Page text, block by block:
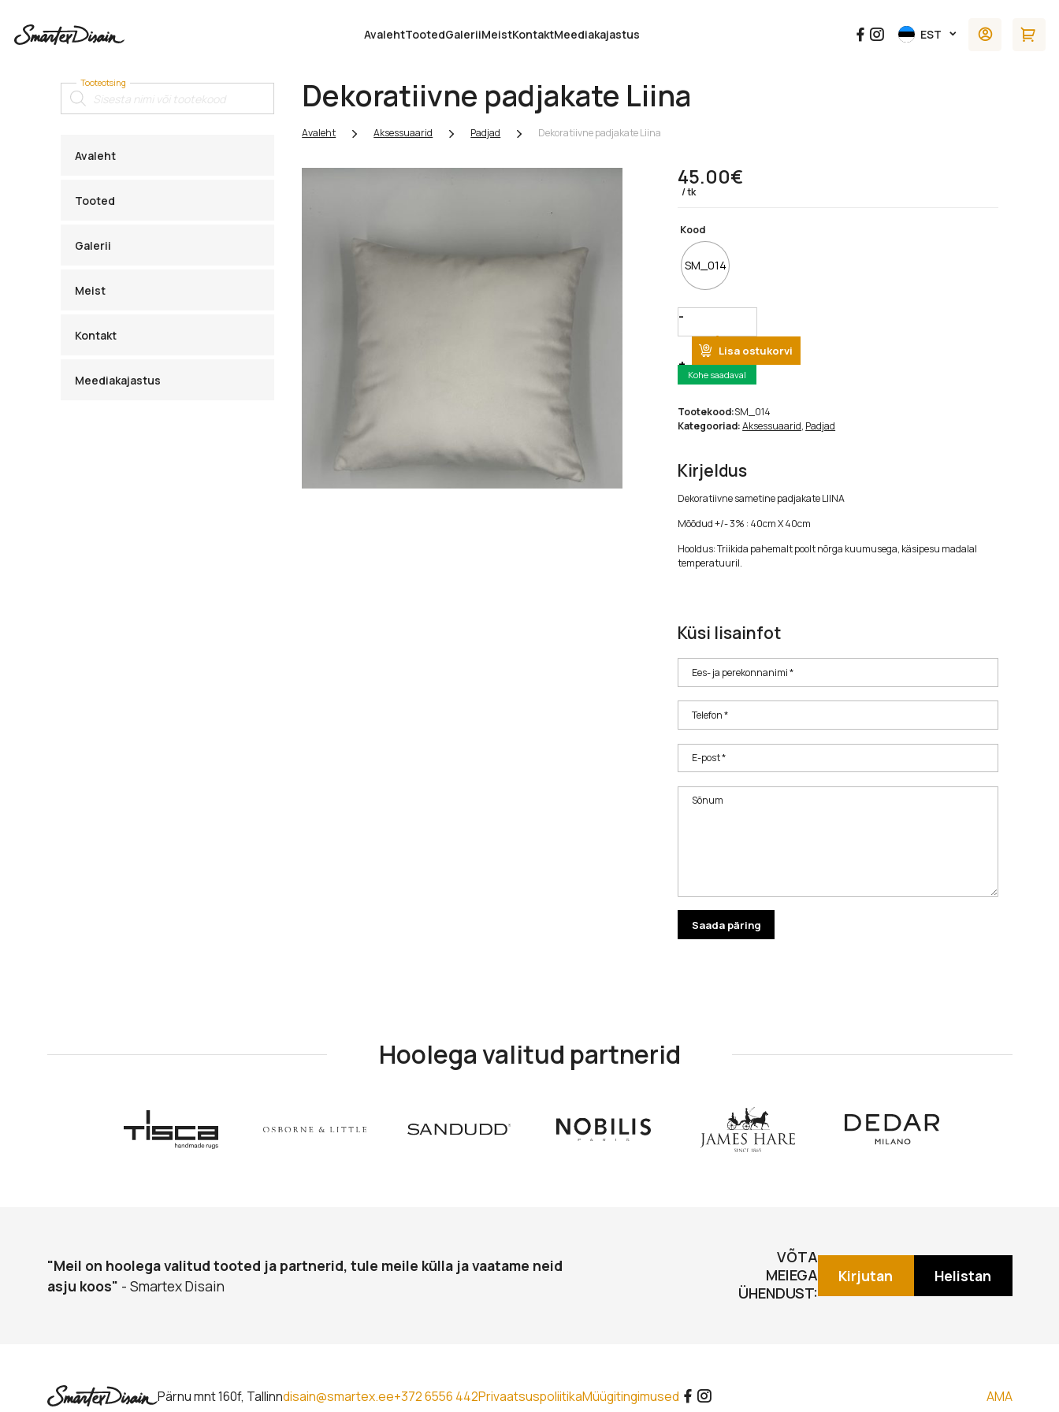
AvalehtTootedGaleriiMeistKontaktMeediakajastus EST
Tooteotsing
Products
search
Avaleht
Tooted
Galerii
Meist
Kontakt
Meediakajastus
Dekoratiivne padjakate Liina
Avaleht Aksessuaarid Padjad Dekoratiivne padjakate Liina
45.00€
tk
Kood
SM_014
Quantity
Lisa ostukorvi
Kohe saadaval
Tootekood:SM_014
Kategooriad:Aksessuaarid, Padjad
Kirjeldus
Dekoratiivne sametine padjakate LIINA
Mõõdud +/- 3% : 40cm X 40cm
Hooldus: Triikida pahemalt poolt nõrga kuumusega, käsipesu madalal
temperatuuril.
Küsi lisainfot
Ees- ja perekonnanimi *
Telefon *
E-post *
Sõnum
Hoolega valitud partnerid
"Meil on hoolega valitud tooted ja partnerid, tule meile külla ja vaatame neid
asju koos" - Smartex Disain
VÕTA
MEIEGA
ÜHENDUST:
Kirjutan Helistan
Pärnu mnt 160f, Tallinndisain@smartex.ee+372 6556 442PrivaatsuspoliitikaMüügitingimused AMA